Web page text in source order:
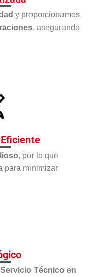
y proporcionamos
, asegurando
, por lo que
para minimizar
Servicio Técnico en